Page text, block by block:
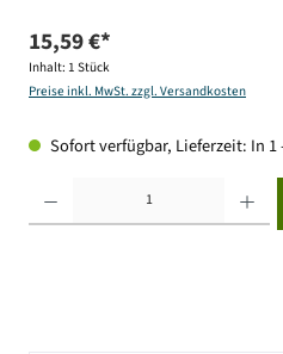
15,59 €*
Inhalt: 1 Stück
Preise inkl. MwSt. zzgl. Versandkosten
Sofort verfügbar, Lieferzeit: In 1